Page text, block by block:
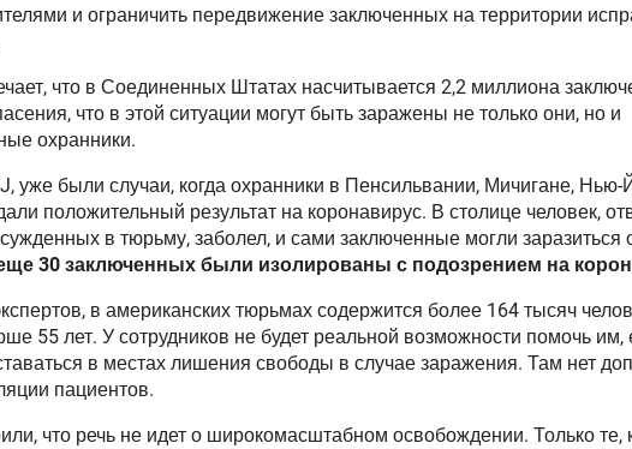
и ограничить передвижение заключенных на территории
что в Соединенных Штатах насчитывается 2,2 миллиона
что в этой ситуации могут быть заражены не только они, но и
охранники.
уже были случаи, когда охранники в Пенсильвании, Мичигане, Нью-
положительный результат на коронавирус. В столице человек,
в тюрьму, заболел, и сами заключенные могли заразиться
30 заключенных были изолированы с подозрением на
в американских тюрьмах содержится более 164 тысяч
55 лет. У сотрудников не будет реальной возможности помочь им,
в местах лишения свободы в случае заражения. Там нет
пациентов.
что речь не идет о широкомасштабном освобождении. Только те,